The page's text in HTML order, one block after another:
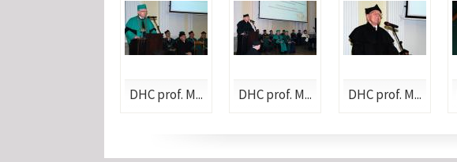
DHC prof. M... DHC prof. M... DHC prof. M...